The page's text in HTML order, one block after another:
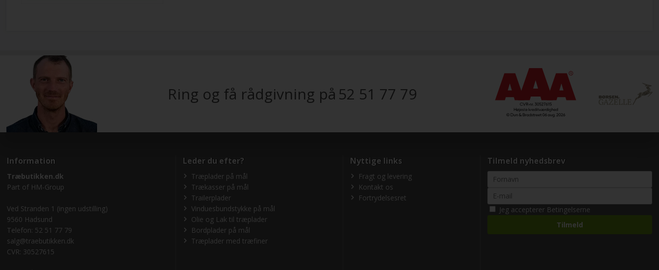
Ring og få rådgivning på 52 51 77 79
Information
Træbutikken.dk
Part of HM-Group
Ved Stranden 1 (ingen udstilling)
9560 Hadsund
Telefon: 52 51 77 79
salg@traebutikken.dk
CVR: 30527615
Leder du efter?
Træplader på mål
Trækasser på mål
Trailerplader
Vinduesbundstykke på mål
Olie og Lak til træplader
Bordplader på mål
Træplader med træfiner
Nyttige links
Fragt og levering
Kontakt os
Fortrydelsesret
Tilmeld nyhedsbrev
Jeg accepterer Betingelserne